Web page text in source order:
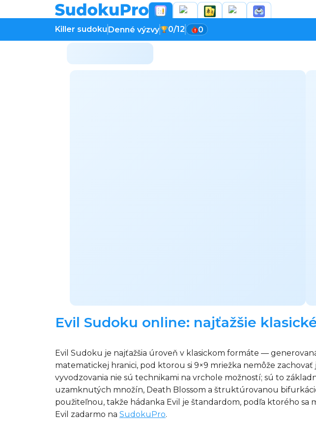
Killer sudoku Denné výzvy 0/12 0
Evil Sudoku online: najťažšie
Evil Sudoku je najťažšia úroveň v klasickom formáte —
matematickej hranici, pod ktorou si 9×9 mriežka nemôže
vyvodzovania nie sú technikami na vrchole možností; sú to
uzamknutých množín, Death Blossom a štruktúrovanou
použiteľnou, takže hádanka Evil je štandardom, podľa ktorého
Evil zadarmo na SudokuPro.